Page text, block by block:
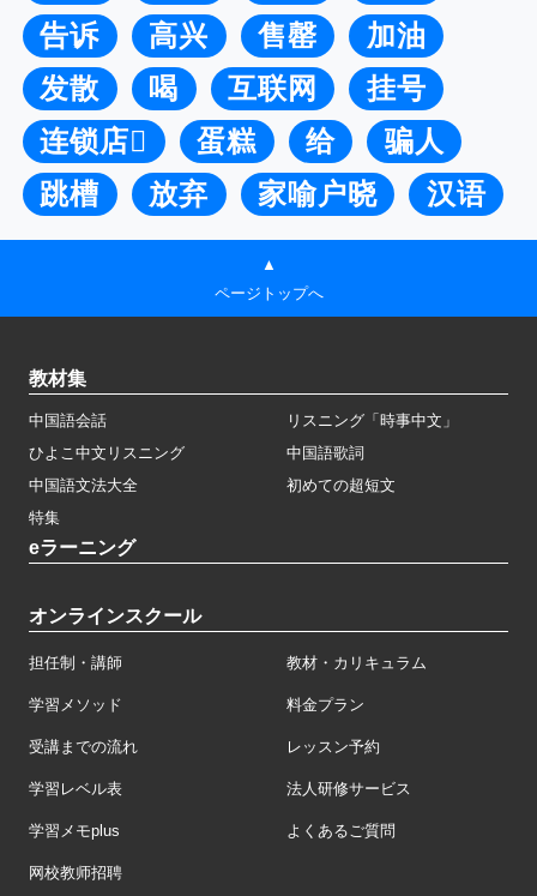
告诉
高兴 售罄
加油
发散
喝 互联网
挂号
连锁店
蛋糕 给
骗人
跳槽
放弃 家喻户晓 汉语
▲
ページトップへ
教材集
中国語会話
リスニング「時事中文」
ひよこ中文リスニング
中国語歌詞
中国語文法大全
初めての超短文
特集
eラーニング
オンラインスクール
担任制・講師 教材・カリキュラム
学習メソッド 料金プラン
受講までの流れ レッスン予約
学習レベル表 法人研修サービス
学習メモplus よくあるご質問
网校教师招聘